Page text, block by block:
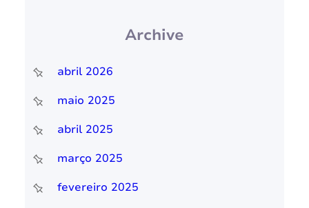
Archive
abril 2026
maio 2025
abril 2025
março 2025
fevereiro 2025